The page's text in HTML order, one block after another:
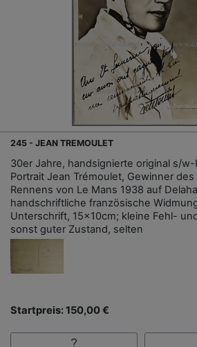
245 - JEAN TREMOULET
30er Jahre, handsignierte original s/
Portrait Jean Trémoulet, Gewinner
Rennens von Le Mans 1938 auf
handschriftliche französische
Unterschrift, 15x10cm; kleine Fehl-
sonst guter Zustand, selten
Startpreis: 150,00 €